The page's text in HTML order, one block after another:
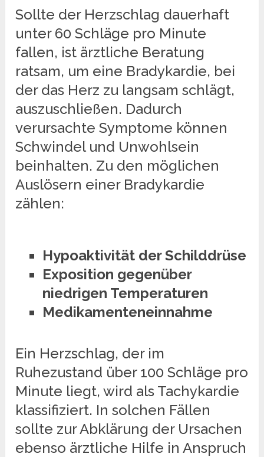
Sollte der Herzschlag dauerhaft
unter 60 Schläge pro Minute
fallen, ist ärztliche Beratung
ratsam, um eine Bradykardie, bei
der das Herz zu langsam schlägt,
auszuschließen. Dadurch
verursachte Symptome können
Schwindel und Unwohlsein
beinhalten. Zu den möglichen
Auslösern einer Bradykardie
zählen:
Hypoaktivität der Schilddrüse
Exposition gegenüber
niedrigen Temperaturen
Medikamenteneinnahme
Ein Herzschlag, der im
Ruhezustand über 100 Schläge pro
Minute liegt, wird als Tachykardie
klassifiziert. In solchen Fällen
sollte zur Abklärung der Ursachen
ebenso ärztliche Hilfe in Anspruch